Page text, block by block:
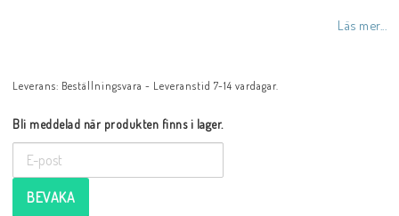
Läs mer...
Leverans: Beställningsvara - Leveranstid 7-14 vardagar.
Bli meddelad när produkten finns i lager.
BEVAKA